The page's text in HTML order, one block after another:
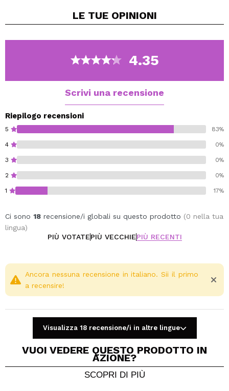
LE TUE OPINIONI
4.35
Scrivi una recensione
Riepilogo recensioni
5 83%
4 0%
3 0%
2 0%
1 17%
Ci sono 18 recensione/i globali su questo prodotto (0 nella tua
lingua)
PIÙ VOTATEPIÙ VECCHIEPIÙ RECENTI
Condividi un video o una foto
Ancora nessuna recensione in italiano. Sii il primo
a recensire!
Visualizza 18 recensione/i in altre lingue
VUOI VEDERE QUESTO PRODOTTO IN
AZIONE?
SCOPRI DI PIÙ